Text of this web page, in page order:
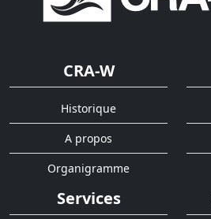
CRA-W
Historique
A propos
Organigramme
Services